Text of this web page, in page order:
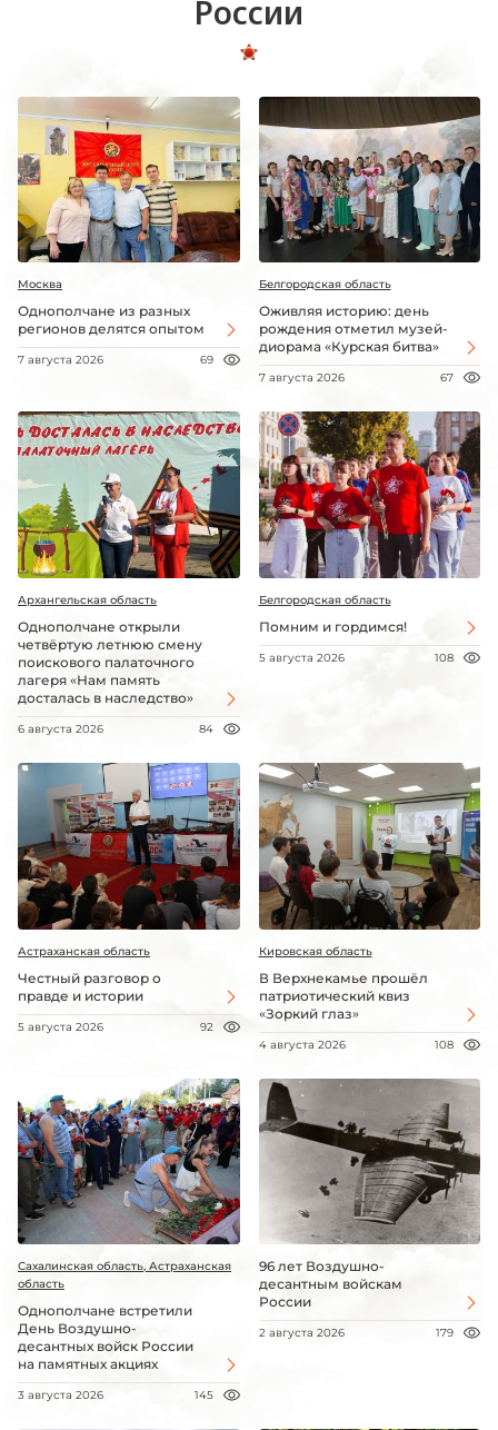
России
Москва
Однополчане из разных
регионов делятся опытом
7 августа 2026 69
Белгородская область
Оживляя историю: день
рождения отметил музей-
диорама «Курская битва»
7 августа 2026 67
Архангельская область
Однополчане открыли
четвёртую летнюю смену
поискового палаточного
лагеря «Нам память
досталась в наследство»
6 августа 2026 84
Белгородская область
Помним и гордимся!
5 августа 2026 108
Астраханская область
Честный разговор о
правде и истории
5 августа 2026 92
Кировская область
В Верхнекамье прошёл
патриотический квиз
«Зоркий глаз»
4 августа 2026 108
Сахалинская область, Астраханская
область
Однополчане встретили
День Воздушно-
десантных войск России
на памятных акциях
3 августа 2026 145
96 лет Воздушно-
десантным войскам
России
2 августа 2026 179